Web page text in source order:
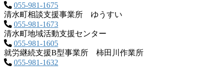
055-981-1675
清水町相談支援事業所 ゆうすい
055-981-1673
清水町地域活動支援センター
055-981-1605
就労継続支援B型事業所 柿田川作業所
055-981-1632